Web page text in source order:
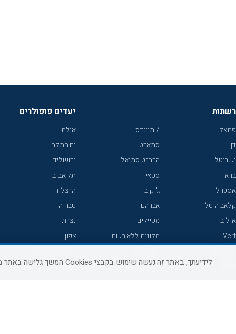
רשתות
פתאל
דן
ישרוטל
בראון
אסטרל
קלאב הוטל
אוליב
Vert
7 מיינדס
סמארט
הרברט סמואל
סטאי
ג'יקוב
אברהם
מטיילים
מלונות ללא רשת
קראון פלאזה
יעדים פופולרים
אילת
ים המלח
ירושלים
תל אביב
הרצליה
טבריה
נצרת
צפון
נתניה
לידיעתך, באתר זה נעשה שימוש בקבצי Cookies המשך גלישה באתר מהווה הסכמה לשימוש זה, למידע נוסף ניתן לעיין